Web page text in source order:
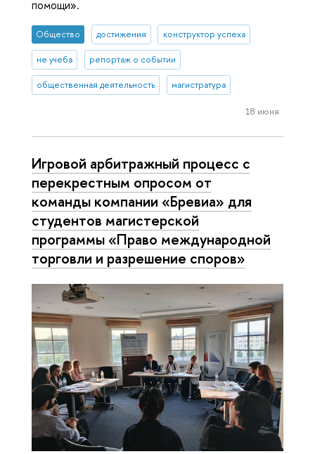
помощи».
Общество достижения конструктор успеха
не учеба репортаж о событии
общественная деятельность магистратура
18 июня
Игровой арбитражный процесс с
перекрестным опросом от
команды компании «Бревиа» для
студентов магистерской
программы «Право международной
торговли и разрешение споров»